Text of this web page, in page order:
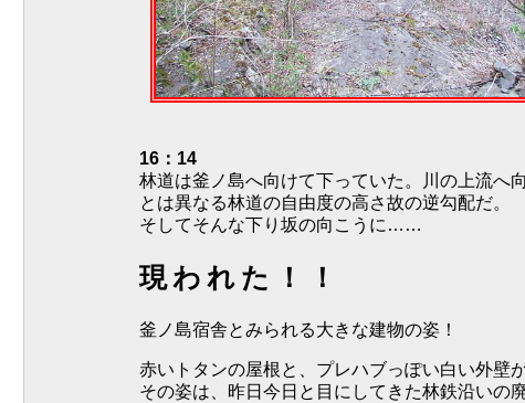
16：14
林道は釜ノ島へ向けて下っていた。川の上流へ
とは異なる林道の自由度の高さ故の逆勾配だ。
そしてそんな下り坂の向こうに……
現われた！！
釜ノ島宿舎とみられる大きな建物の姿！
赤いトタンの屋根と、プレハブっぽい白い外壁
その姿は、昨日今日と目にしてきた林鉄沿いの